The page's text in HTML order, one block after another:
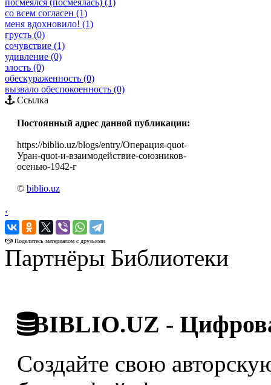
посмеялся (посмеялась) (1)
со всем согласен (1)
меня вдохновило! (1)
грусть (0)
сочувствие (1)
удивление (0)
злость (0)
обескураженность (0)
вызвало обеспокоенность (0)
Ссылка
Постоянный адрес данной публикации:
https://biblio.uz/blogs/entry/Операция-quot-
Уран-quot-и-взаимодействие-союзников-
осенью-1942-г
© biblio.uz
‹
›
Поделитесь материалом с друзьями
Партнёры Библиотеки
BIBLIO.UZ -
Создайте свою